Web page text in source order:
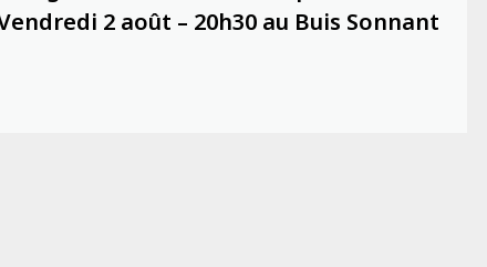
2 août – 20h30 au Buis Sonnant